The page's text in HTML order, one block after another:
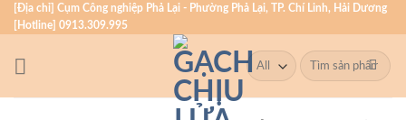
Skip
to
[Địa chỉ] Cụm Công nghiệp Phả Lại - Phường Phả Lại, TP. Chí Linh, Hải Dương
[Hotline] 0913.309.995
Search
for: